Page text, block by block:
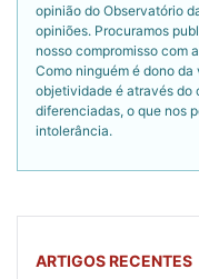
opinião do Observatório
opiniões. Procuramos
nosso compromisso com
Como ninguém é dono
objetividade é através do
diferenciadas, o que nos
intolerância.
ARTIGOS RECENTES